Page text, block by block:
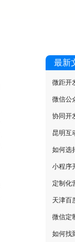
最新
微距开
微信公
协同开
昆明互
如何选
小程序
定制化
天津百
微信定
如何找